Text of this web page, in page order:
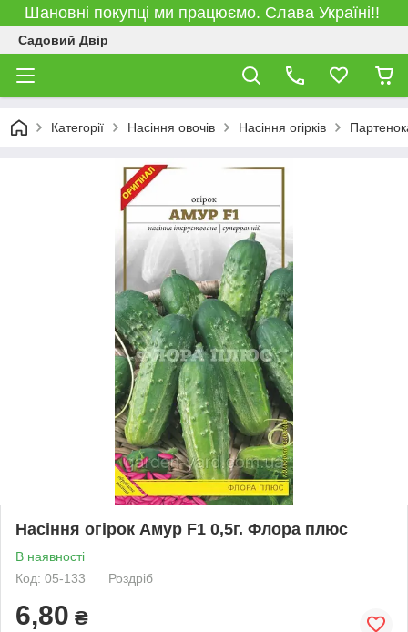
Шановні покупці ми працюємо. Слава Україні!!
Садовий Двір
Категорії Насіння овочів Насіння огірків
Насіння огірок Амур F1 0,5г. Флора плюс
В наявності
Код: 05-133
Роздріб
6,80 ₴